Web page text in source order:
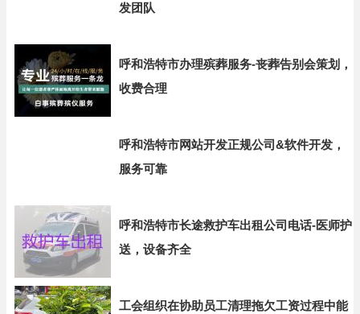
发团队
呼和浩特市办理殡葬服务-丧葬告别会策划，
收费合理
呼和浩特市网站开发正规公司&软件开发，
服务可靠
呼和浩特市长途救护车出租公司电话-医师护
送，设备齐全
工会组织在协助员工清理拖欠工资过程中能